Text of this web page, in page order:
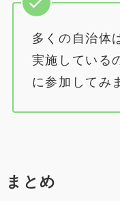
多くの自治体
実施している
に参加してみ
まとめ